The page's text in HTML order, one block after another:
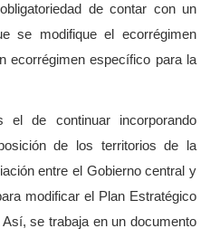
de contar con un
se modifique el ecorrégimen
ecorrégimen específico para la
el de continuar incorporando
de los territorios de la
entre el Gobierno central y
modificar el Plan Estratégico
se trabaja en un documento